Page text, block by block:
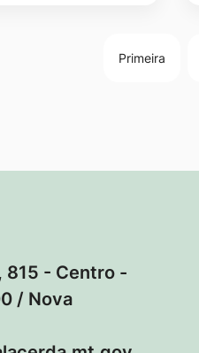
Primeira
815 - Centro -
/ Nova